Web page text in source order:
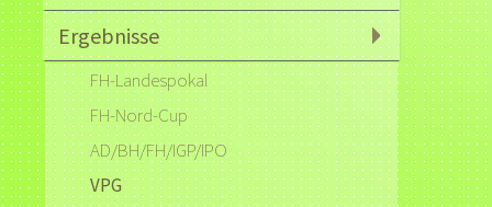
Ergebnisse
FH-Landespokal
FH-Nord-Cup
AD/BH/FH/IGP/IPO
VPG